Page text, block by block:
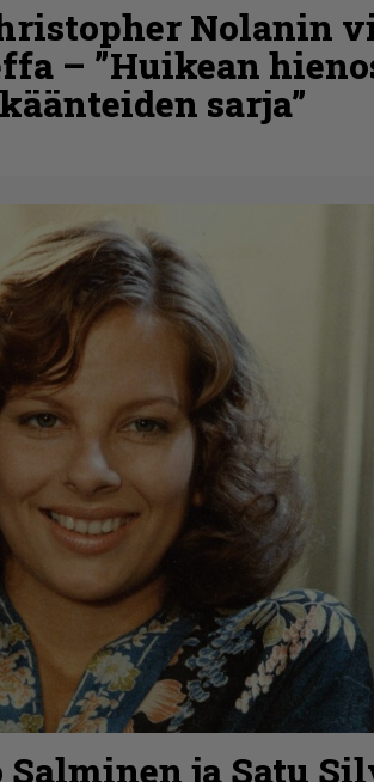
Nolanin
– ”Huikean
sarja”
Salminen ja Satu